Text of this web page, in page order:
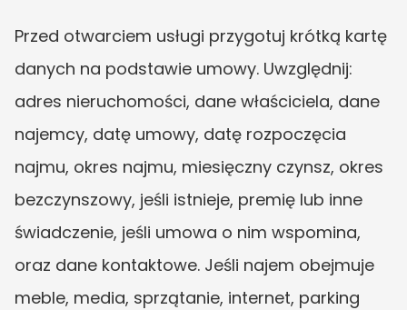
Przed otwarciem usługi przygotuj krótką kartę
danych na podstawie umowy. Uwzględnij:
adres nieruchomości, dane właściciela, dane
najemcy, datę umowy, datę rozpoczęcia
najmu, okres najmu, miesięczny czynsz, okres
bezczynszowy, jeśli istnieje, premię lub inne
świadczenie, jeśli umowa o nim wspomina,
oraz dane kontaktowe. Jeśli najem obejmuje
meble, media, sprzątanie, internet, parking